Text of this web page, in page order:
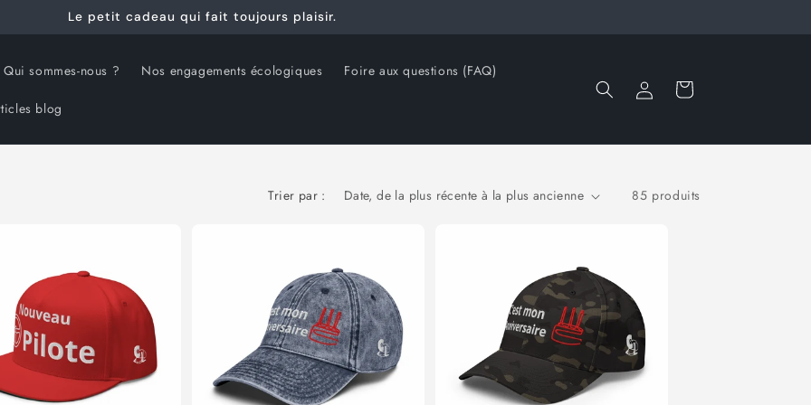
Le petit cadeau qui fait toujours plaisir.
Qui sommes-nous ? Nos engagements écologiques Foire aux questions (FAQ)
blog
Connexion Panier
Trier par : 85 produits